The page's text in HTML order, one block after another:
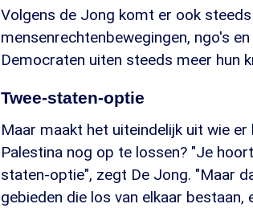
Volgens de Jong komt er ook
mensenrechtenbewegingen, ngo's
Democraten uiten steeds meer hun
Twee-staten-optie
Maar maakt het uiteindelijk uit wie
Palestina nog op te lossen? "Je
staten-optie", zegt De Jong. "Maar
gebieden die los van elkaar